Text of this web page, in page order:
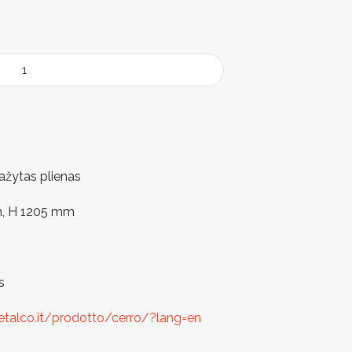
plienas
H 1205 mm
prodotto/cerro/?lang=en